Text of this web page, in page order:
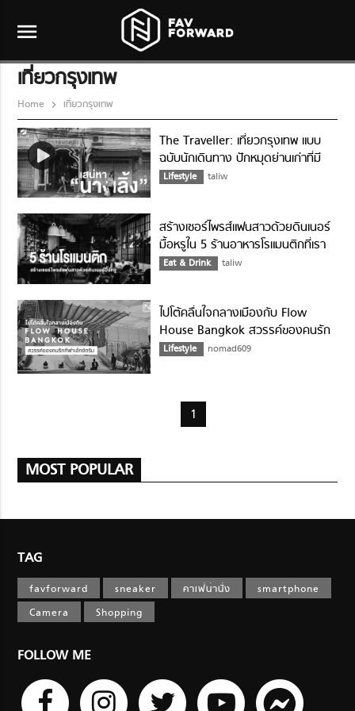
menu
เที่ยวกรุงเทพ
Home เที่ยวกรุงเทพ
The Traveller: เที่ยวกรุงเทพ แบบ
ฉบับนักเดินทาง ปักหมุดย่านเก่าที่มี
เสน่ห์ “นางเลิ้ง”
Lifestyle taliw
สร้างเซอร์ไพรส์แฟนสาวด้วยดินเนอร์
มื้อหรูใน 5 ร้านอาหารโรแมนติกที่เรา
คัดมาฝาก
Eat & Drink taliw
ไปโต้คลื่นใจกลางเมืองกับ Flow
House Bangkok สวรรค์ของคนรัก
กีฬาเอ็กซ์ตรีม
Lifestyle nomad609
1
MOST POPULAR
TAG
favforward sneaker คาเฟ่น่านั่ง
smartphone
Camera
Shopping
FOLLOW ME